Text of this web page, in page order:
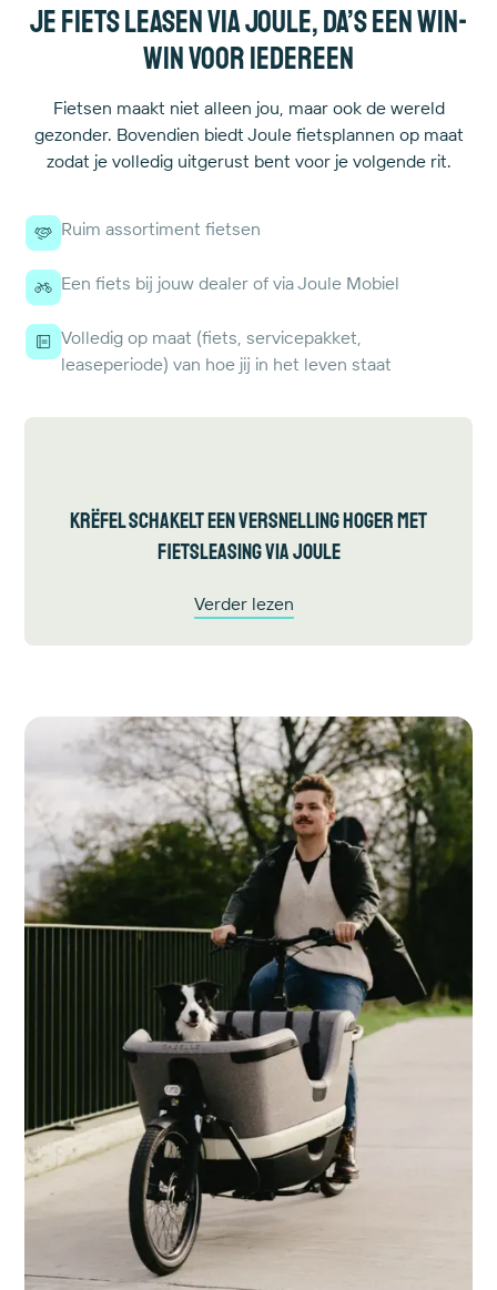
Je fiets leasen via Joule, da’s een win-
win voor iedereen
Fietsen maakt niet alleen jou, maar ook de wereld
gezonder. Bovendien biedt Joule fietsplannen op maat
zodat je volledig uitgerust bent voor je volgende rit.
Ruim assortiment fietsen
Een fiets bij jouw dealer of via Joule Mobiel
Volledig op maat (fiets, servicepakket,
leaseperiode) van hoe jij in het leven staat
Krëfel schakelt een versnelling hoger met
fietsleasing via Joule
Verder lezen